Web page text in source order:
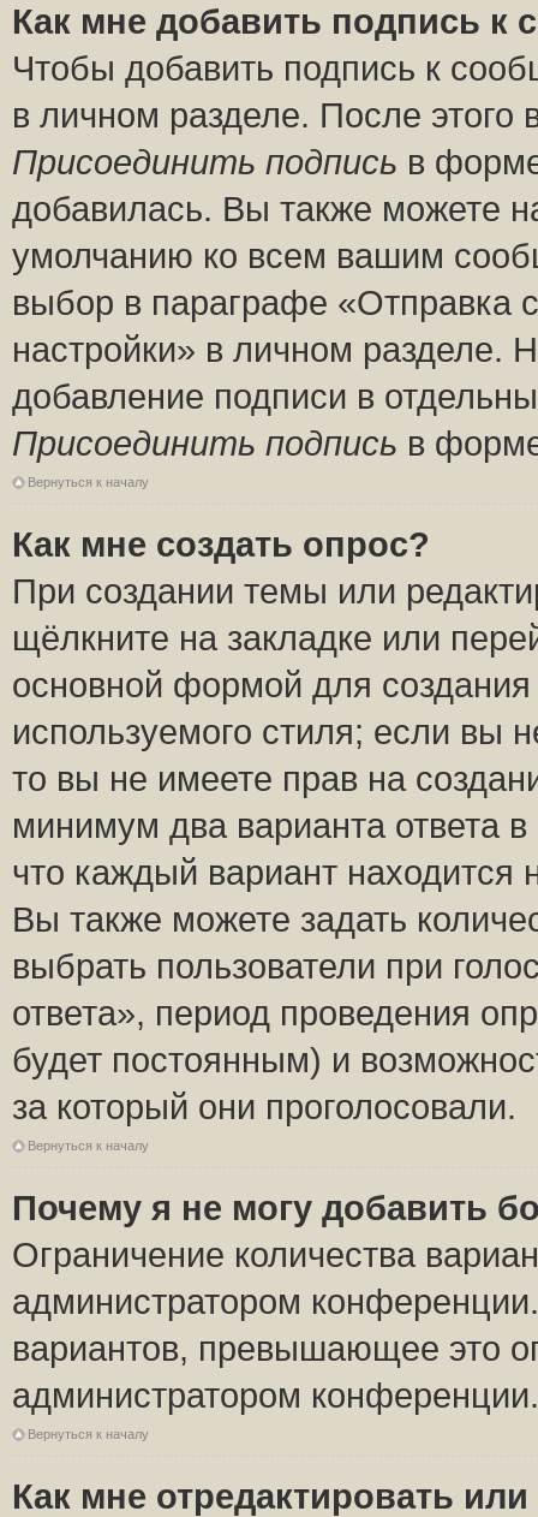
Как мне добавить подпись к
Чтобы добавить подпись к
в личном разделе. После
Присоединить подпись в
добавилась. Вы также можете
умолчанию ко всем вашим
выбор в параграфе «Отправка
настройки» в личном разделе.
добавление подписи в
Присоединить подпись в
Вернуться к началу
Как мне создать опрос?
При создании темы или
щёлкните на закладке или
основной формой для
используемого стиля; если вы
то вы не имеете прав на
минимум два варианта ответа
что каждый вариант находится
Вы также можете задать
выбрать пользователи при
ответа», период проведения
будет постоянным) и
за который они проголосовали.
Вернуться к началу
Почему я не могу добавить
Ограничение количества
администратором
вариантов, превышающее это
администратором конференции.
Вернуться к началу
Как мне отредактировать